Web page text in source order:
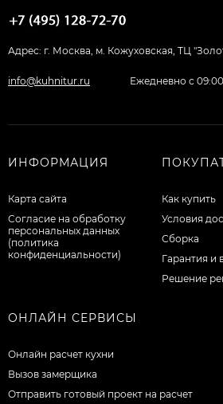
Адрес: г. Москва, м. Кожуховская, ТЦ
info@kuhnitur.ru Ежедневно с
ИНФОРМАЦИЯ
Карта сайта
Согласие на обработку
персональных данных
(политика
конфиденциальности)
Как купить
Условия
Сборка
Гарантия и
Решение
ОНЛАЙН СЕРВИСЫ
Онлайн расчет кухни
Вызов замерщика
Отправить готовый проект на расчет